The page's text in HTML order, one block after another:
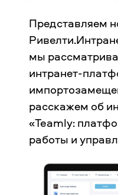
Представляем
мы
интранет-
расскажем об
«Teamly:
работы и